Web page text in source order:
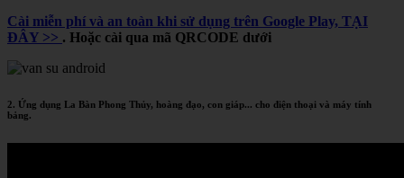
Cài miễn phí và an toàn khi sử dụng trên Google Play, TẠI
ĐÂY >> . Hoặc cài qua mã QRCODE dưới
2. Ứng dụng La Bàn Phong Thủy, hoàng đạo, con giáp... cho điện thoại và máy tính
bảng.